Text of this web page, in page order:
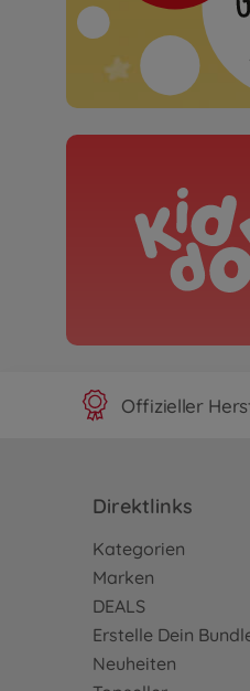
Offizieller
Direktlinks
Kategorien
Marken
DEALS
Erstelle Dein
Neuheiten